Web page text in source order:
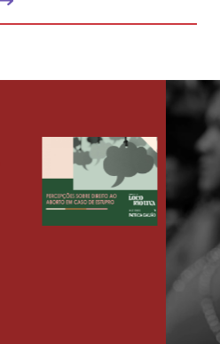
23